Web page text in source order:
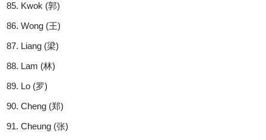
Kwok (郭)
Wong (王)
Liang (梁)
Lam (林)
Lo (罗)
Cheng (郑)
Cheung (张)